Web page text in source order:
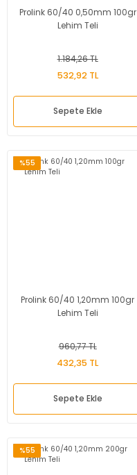
Prolink 60/40 0,50mm 100gr
Lehim Teli
1.184,26 TL
532,92 TL
Sepete Ekle
%55
Prolink 60/40 1,20mm 100gr
Lehim Teli
960,77 TL
432,35 TL
Sepete Ekle
%55